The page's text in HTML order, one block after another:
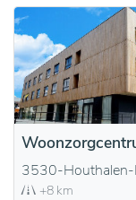
3530-Houthalen-
+8 km